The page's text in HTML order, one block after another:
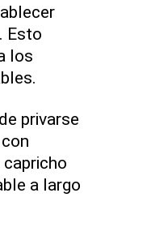
Esto
los
privarse
a largo